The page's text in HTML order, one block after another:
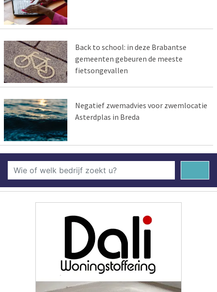
Back to school: in deze Brabantse
gemeenten gebeuren de meeste
fietsongevallen
Negatief zwemadvies voor zwemlocatie
Asterdplas in Breda